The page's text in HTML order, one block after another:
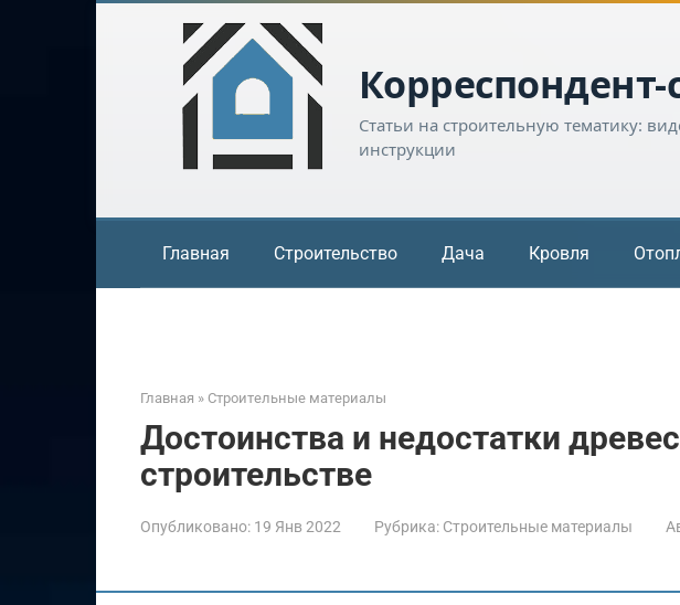
Корреспондент-
Статьи на строительную тематику:
инструкции
Главная Строительство Дача Кровля
Главная » Строительные материалы
Достоинства и недостатки
строительстве
Опубликовано: 19 Янв 2022 Рубрика: Строительные материалы